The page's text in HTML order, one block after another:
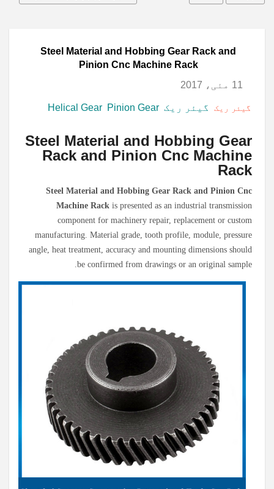
Steel Material and Hobbing Gear Rack and
Pinion Cnc Machine Rack
11 مئی، 2017
گیئر ریک گیئر ریک Helical Gear Pinion Gear
Steel Material and Hobbing Gear
Rack and Pinion Cnc Machine
Rack
Steel Material and Hobbing Gear Rack and Pinion Cnc
Machine Rack is presented as an industrial transmission
component for machinery repair, replacement or custom
manufacturing. Material grade, tooth profile, module, pressure
angle, heat treatment, accuracy and mounting dimensions should
be confirmed from drawings or an original sample.